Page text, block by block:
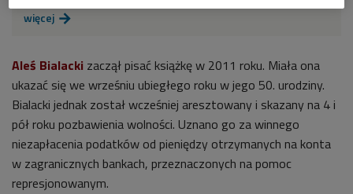
więcej 
Aleś Bialacki zaczął pisać książkę w 2011 roku. Miała ona
ukazać się we wrześniu ubiegłego roku w jego 50. urodziny.
Bialacki jednak został wcześniej aresztowany i skazany na 4 i
pół roku pozbawienia wolności. Uznano go za winnego
niezapłacenia podatków od pieniędzy otrzymanych na konta
w zagranicznych bankach, przeznaczonych na pomoc
represjonowanym.